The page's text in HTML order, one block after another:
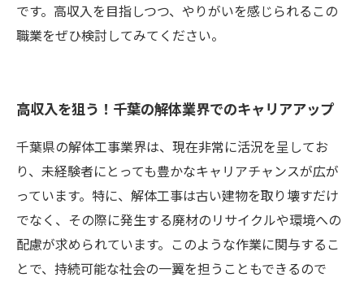
です。高収入を目指しつつ、やりがいを感じられるこの
職業をぜひ検討してみてください。
高収入を狙う！千葉の解体業界でのキャリアアップ
千葉県の解体工事業界は、現在非常に活況を呈してお
り、未経験者にとっても豊かなキャリアチャンスが広が
っています。特に、解体工事は古い建物を取り壊すだけ
でなく、その際に発生する廃材のリサイクルや環境への
配慮が求められています。このような作業に関与するこ
とで、持続可能な社会の一翼を担うこともできるので